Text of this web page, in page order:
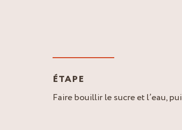
ÉTAPE
Faire bouillir le sucre et l’eau,